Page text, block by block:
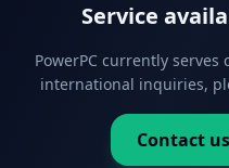
Service
PowerPC currently
international inquiries,
Contact